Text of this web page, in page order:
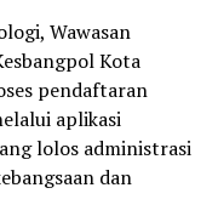
Wawasan
Kota
pendaftaran
aplikasi
lolos administrasi
dan